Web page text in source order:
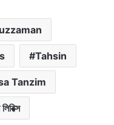
Tahsin
Tanzim